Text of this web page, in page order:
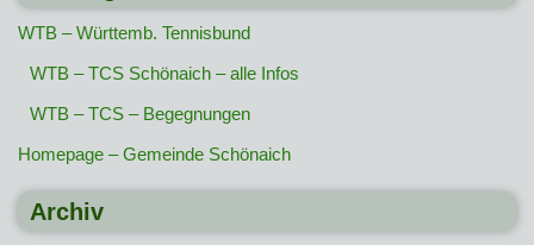
WTB – Württemb. Tennisbund
WTB – TCS Schönaich – alle Infos
WTB – TCS – Begegnungen
Homepage – Gemeinde Schönaich
Archiv